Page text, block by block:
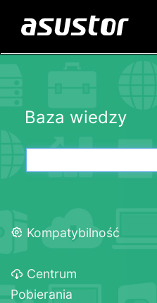
Baza wiedzy
Kompatybilność
Centrum
Pobierania